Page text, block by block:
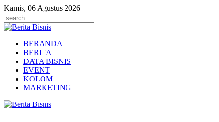
Kamis, 06 Agustus 2026
BERANDA
BERITA
DATA BISNIS
EVENT
KOLOM
MARKETING